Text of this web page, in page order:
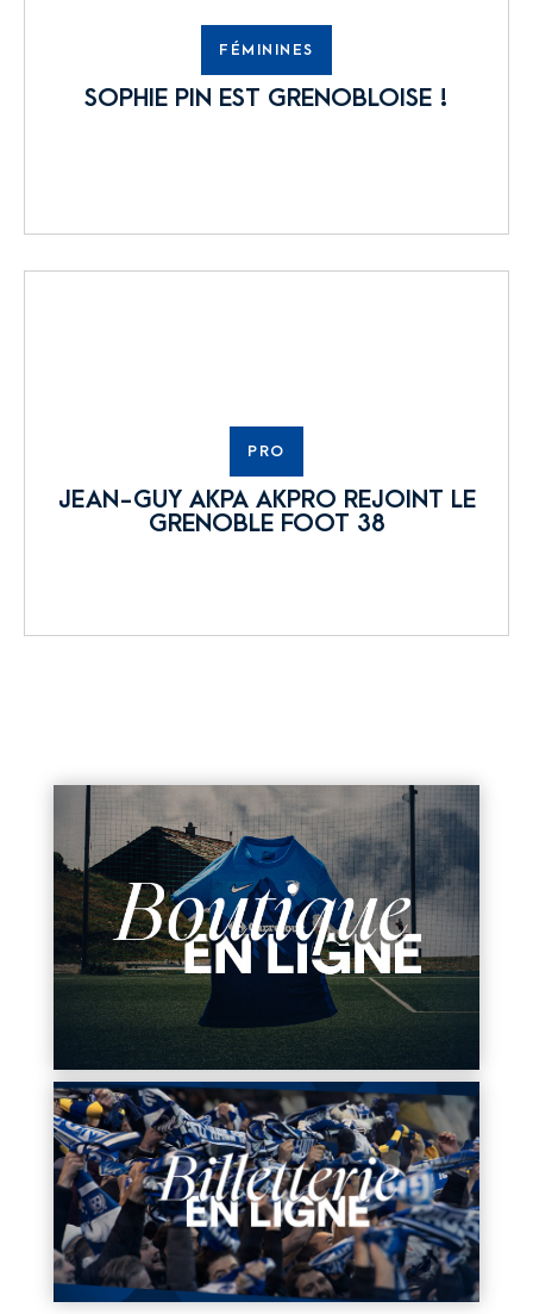
FÉMININES
SOPHIE PIN EST GRENOBLOISE !
PRO
JEAN-GUY AKPA AKPRO REJOINT LE
GRENOBLE FOOT 38